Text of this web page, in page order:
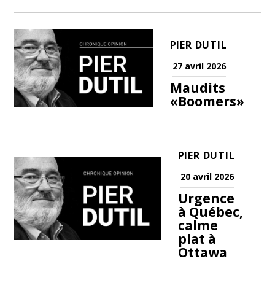
PIER DUTIL
27 avril 2026
Maudits
«Boomers»
PIER DUTIL
20 avril 2026
Urgence
à Québec,
calme
plat à
Ottawa